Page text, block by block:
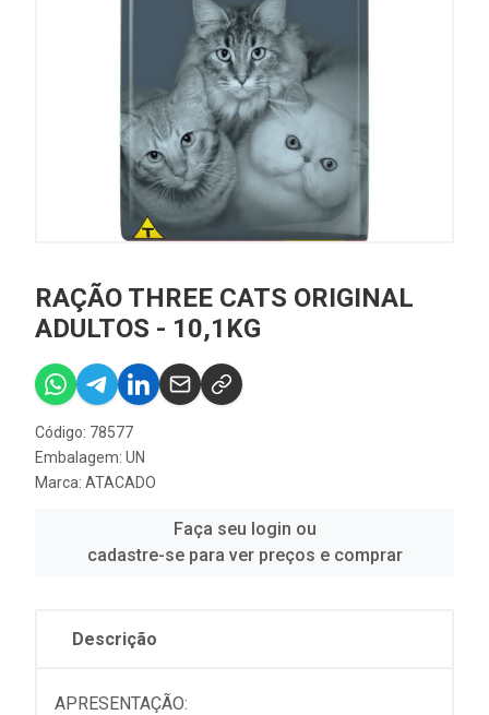
RAÇÃO THREE CATS ORIGINAL
ADULTOS - 10,1KG
Código: 78577
Embalagem: UN
Marca: ATACADO
Faça seu login ou
cadastre-se para ver preços e comprar
Descrição
APRESENTAÇÃO: